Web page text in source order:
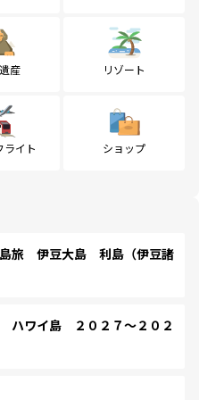
産 リゾート
ライト ショップ
旅 伊豆大島 利島（伊豆諸
ワイ島 ２０２７～２０２